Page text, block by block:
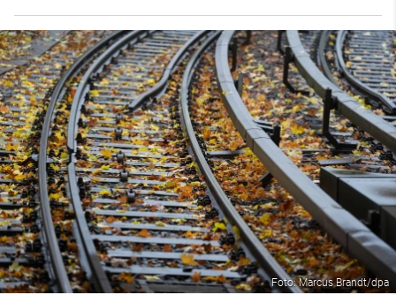
Foto: Marcus Brandt/dpa